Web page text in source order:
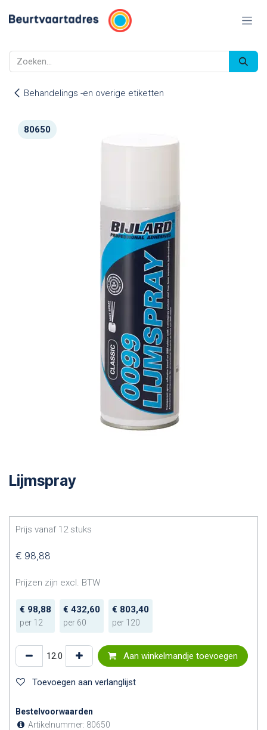
Behandelings -en overige etiketten
80650
Lijmspray
Prijs vanaf 12 stuks
€ 98,88
Prijzen zijn excl. BTW
€ 98,88
per 12
€ 432,60
per 60
€ 803,40
per 120
Aan winkelmandje toevoegen
Toevoegen aan verlanglijst
Bestelvoorwaarden
Artikelnummer: 80650